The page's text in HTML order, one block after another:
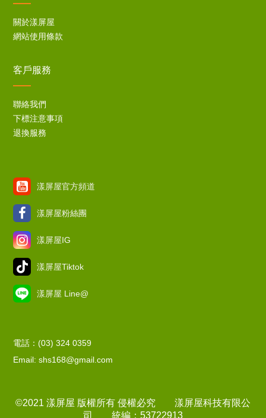
關於漾屏屋
網站使用條款
客戶服務
聯絡我們
下標注意事項
退換服務
漾屏屋官方頻道
漾屏屋粉絲團
漾屏屋IG
漾屏屋Tiktok
漾屏屋 Line@
電話：(03) 324 0359
Email: shs168@gmail.com
©2021 漾屏屋 版權所有 侵權必究 漾屏屋科技有限公
司 統編：53722913